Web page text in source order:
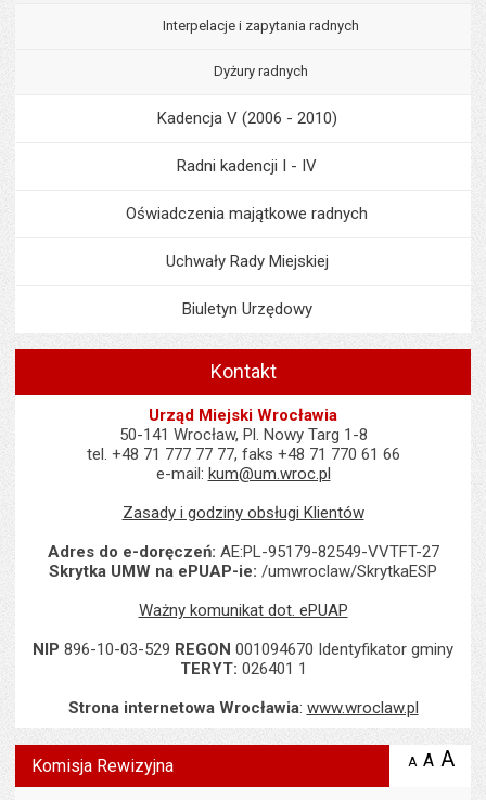
Interpelacje i zapytania radnych
Dyżury radnych
Kadencja V (2006 - 2010)
Radni kadencji I - IV
Oświadczenia majątkowe radnych
Uchwały Rady Miejskiej
Biuletyn Urzędowy
Kontakt
Urząd Miejski Wrocławia
50-141 Wrocław, Pl. Nowy Targ 1-8
tel. +48 71 777 77 77, faks +48 71 770 61 66
e-mail: kum@um.wroc.pl
Zasady i godziny obsługi Klientów
Adres do e-doręczeń: AE:PL-95179-82549-VVTFT-27
Skrytka UMW na ePUAP-ie: /umwroclaw/SkrytkaESP
Ważny komunikat dot. ePUAP
NIP 896-10-03-529 REGON 001094670 Identyfikator gminy
TERYT: 026401 1
Strona internetowa Wrocławia: www.wroclaw.pl
Komisja Rewizyjna A zmniejsz
A A